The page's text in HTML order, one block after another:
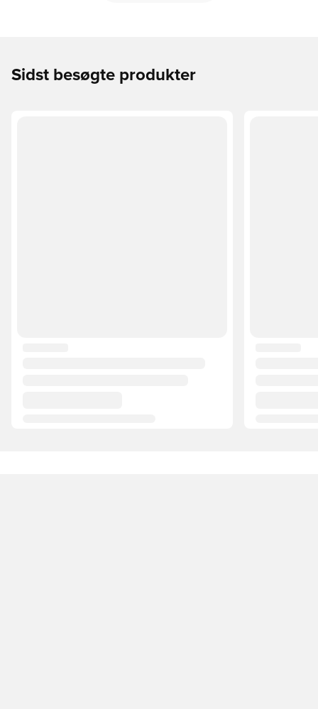
Sidst besøgte produkter